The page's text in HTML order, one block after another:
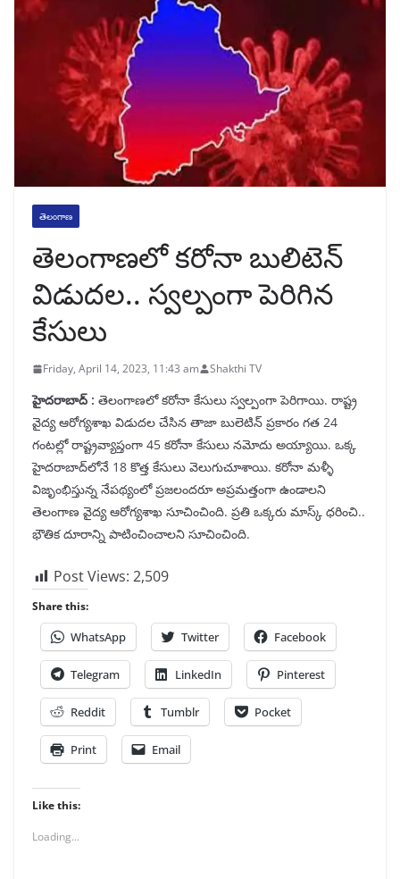
తెలంగాణ
తెలంగాణలో కరోనా బులిటెన్
విడుదల.. స్వల్పంగా పెరిగిన
కేసులు
Friday, April 14, 2023, 11:43 am Shakthi TV
హైదరాబాద్‌ : తెలంగాణలో కరోనా కేసులు స్వల్పంగా పెరిగాయి. రాష్ట్ర
వైద్య ఆరోగ్యశాఖ విడుదల చేసిన తాజా బులెటిన్‌ ప్రకారం గత 24
గంటల్లో రాష్ట్రవ్యాప్తంగా 45 కరోనా కేసులు నమోదు అయ్యాయి. ఒక్క
హైదరాబాద్‌లోనే 18 కొత్త కేసులు వెలుగుచూశాయి. కరోనా మళ్ళీ
విజృంభిస్తున్న నేపథ్యంలో ప్రజలందరూ అప్రమత్తంగా ఉండాలని
తెలంగాణ వైద్య ఆరోగ్యశాఖ సూచించింది. ప్రతి ఒక్కరు మాస్క్ ధరించి..
భౌతిక దూరాన్ని పాటించించాలని సూచించింది.
Post Views: 2,509
Share this:
WhatsApp Twitter Facebook
Telegram LinkedIn Pinterest
Reddit Tumblr Pocket
Print Email
Like this:
Loading...